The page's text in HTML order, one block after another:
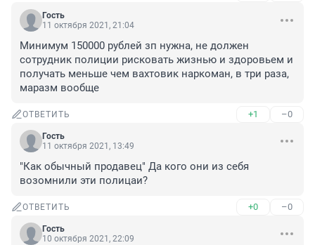
Гость
11 октября 2021, 21:04
Минимум 150000 рублей зп нужна, не должен
сотрудник полиции рисковать жизнью и здоровьем и
получать меньше чем вахтовик наркоман, в три раза,
маразм вообще
ОТВЕТИТЬ +1 –0
Гость
11 октября 2021, 13:49
"Как обычный продавец" Да кого они из себя
возомнили эти полицаи?
ОТВЕТИТЬ +0 –0
Гость
10 октября 2021, 22:09